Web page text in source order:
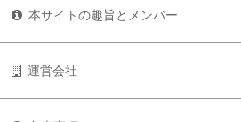
本サイトの趣旨とメンバー
運営会社